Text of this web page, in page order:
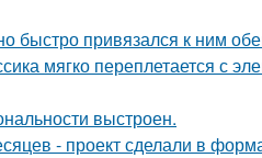
быстро привязался к ним
мягко переплетается с
выстроен.
- проект сделали в